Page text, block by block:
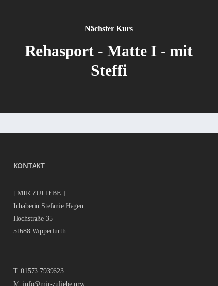
Nächster Kurs
Rehasport - Matte I - mit
Steffi
KONTAKT
[ MIR ZULIEBE ]
Inhaberin Stefanie Hagen
Hochstraße 35
51688 Wipperfürth
T: 01573 7939623
M: info@mir-zuliebe.nrw